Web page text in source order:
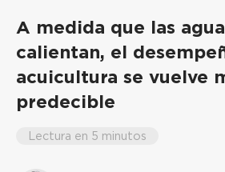
A medida que las
calientan, el
acuicultura se vuelve
predecible
Lectura en 5 minutos